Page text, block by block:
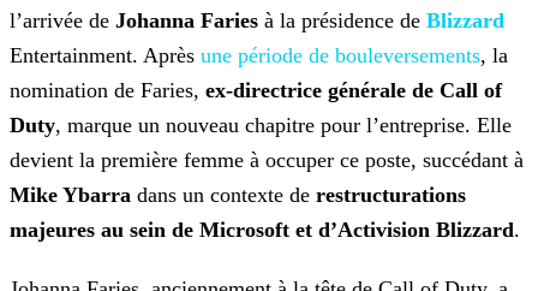
l’arrivée de Johanna Faries à la présidence de Blizzard
Entertainment. Après une période de bouleversements, la
nomination de Faries, ex-directrice générale de Call of
Duty, marque un nouveau chapitre pour l’entreprise. Elle
devient la première femme à occuper ce poste, succédant à
Mike Ybarra dans un contexte de restructurations
majeures au sein de Microsoft et d’Activision Blizzard.